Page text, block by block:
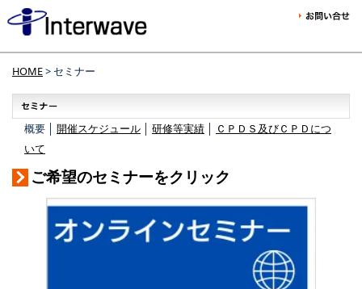
HOME> セミナー
概要 │ 開催スケジュール 研修等実績
ＣＰＤＳ及びＣＰＤにつ
いて
ご希望のセミナーをクリック